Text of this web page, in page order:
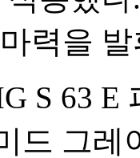
력을
S 63 E
드 그레